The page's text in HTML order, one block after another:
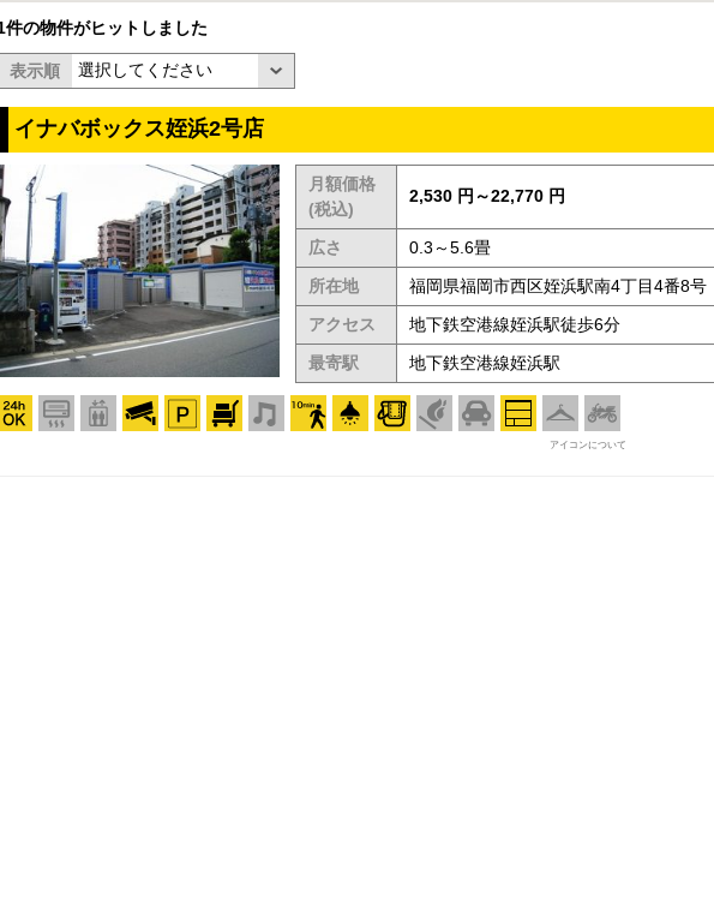
件の物件がヒットしました
表示順
イナバボックス姪浜2号店
月額価格
(税込)
2,530 円～22,770 円
広さ
0.3～5.6畳
所在地
福岡県福岡市西区姪浜駅南4丁目4番8号
アクセス
地下鉄空港線姪浜駅徒歩6分
最寄駅
地下鉄空港線姪浜駅
アイコンについて